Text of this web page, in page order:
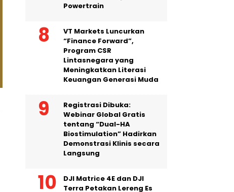
Powertrain
VT Markets Luncurkan
“Finance Forward”,
Program CSR
Lintasnegara yang
Meningkatkan Literasi
Keuangan Generasi Muda
Registrasi Dibuka:
Webinar Global Gratis
tentang “Dual-HA
Biostimulation” Hadirkan
Demonstrasi Klinis secara
Langsung
DJI Matrice 4E dan DJI
Terra Petakan Lereng Es